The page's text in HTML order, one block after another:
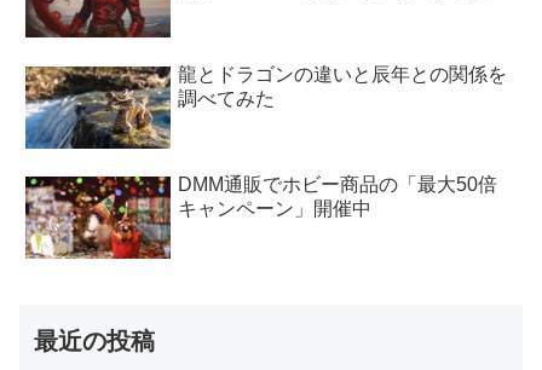
龍とドラゴンの違いと辰年との関係を
調べてみた
DMM通販でホビー商品の「最大50倍
キャンペーン」開催中
最近の投稿